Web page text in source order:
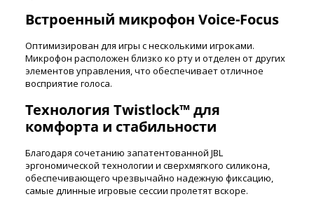
Встроенный микрофон Voice-Focus
Оптимизирован для игры с несколькими игроками.
Микрофон расположен близко ко рту и отделен от других
элементов управления, что обеспечивает отличное
восприятие голоса.
Технология Twistlock™ для
комфорта и стабильности
Благодаря сочетанию запатентованной JBL
эргономической технологии и сверхмягкого силикона,
обеспечивающего чрезвычайно надежную фиксацию,
самые длинные игровые сессии пролетят вскоре.